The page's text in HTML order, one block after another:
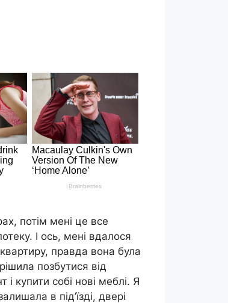
потім мені це все
І ось, мені вдалося
правда вона була
позбутися від
купити собі нові меблі. Я
в під’їзді, двері